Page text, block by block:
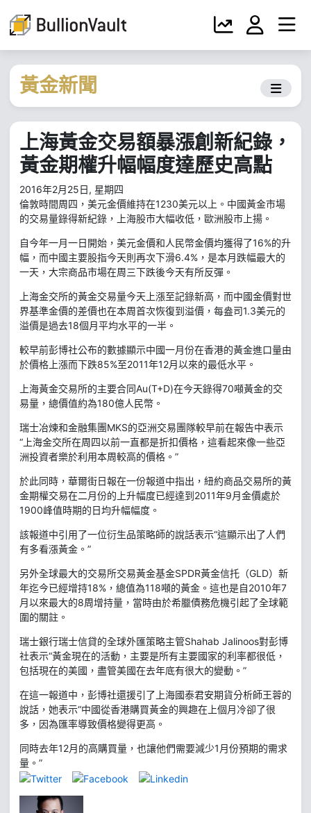
黃金新聞
上海黃金交易額暴漲創新紀錄，
黃金期權升幅幅度達歷史高點
2016年2月25日, 星期四
倫敦時間周四，美元金價維持在1230美元以上。中國黃金市場
的交易量錄得新紀錄，上海股市大幅收低，歐洲股市上揚。
自今年一月一日開始，美元金價和人民幣金價均獲得了16%的升
幅，而中國主要股指今天則再次下滑6.4%，是本月跌幅最大的
一天，大宗商品市場在周三下跌後今天有所反彈。
上海金交所的黃金交易量今天上漲至記錄新高，而中國金價對世
界基準金價的差價也在本周首次恢復到溢價，每盎司1.3美元的
溢價是過去18個月平均水平的一半。
較早前彭博社公布的數據顯示中國一月份在香港的黃金進口量由
於價格上漲而下跌85%至2011年12月以來的最低水平。
上海黃金交易所的主要合同Au(T+D)在今天錄得70噸黃金的交
易量，總價值約為180億人民幣。
瑞士冶煉和金融集團MKS的亞洲交易團隊較早前在報告中表示
“上海金交所在周四以前一直都是折扣價格，這看起來像一些亞
洲投資者樂於利用本周較高的價格。”
於此同時，華爾街日報在一份報道中指出，紐約商品交易所的黃
金期權交易在二月份的上升幅度已經達到2011年9月金價處於
1900峰值時期的日均升幅幅度。
該報道中引用了一位衍生品策略師的說話表示“這顯示出了人們
有多看漲黃金。”
另外全球最大的交易所交易黃金基金SPDR黃金信托（GLD）新
年迄今已經增持18%，總值為118噸的黃金。這也是自2010年7
月以來最大的8周增持量，當時由於希臘債務危機引起了全球範
圍的關註。
瑞士銀行瑞士信貸的全球外匯策略主管Shahab Jalinoos對彭博
社表示“黃金現在的活動，主要是所有主要國家的利率都很低，
包括現在的美國，盡管美國在去年底有很大的變動。”
在這一報道中，彭博社還援引了上海國泰君安期貨分析師王蓉的
說話，她表示“中國從香港購買黃金的興趣在上個月冷卻了很
多，因為匯率導致價格變得更高。
同時去年12月的高購買量，也讓他們需要減少1月份預期的需求
量。”